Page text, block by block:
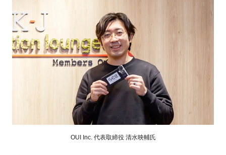
OUI Inc. 代表取締役 清水映輔氏